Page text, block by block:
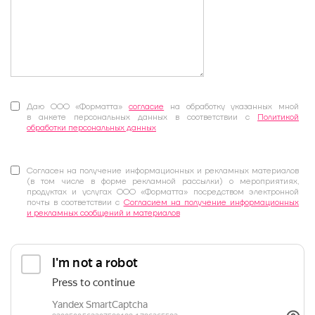
Даю ООО «Форматта»согласие на обработку указанных мной
в анкете персональных данных в соответствии с Политикой
обработки персональных данных
Согласен на получение информационных и рекламных материалов
(в том числе в форме рекламной рассылки) о мероприятиях,
продуктах и услугах ООО «Форматта» посредством электронной
почты в соответствии с Согласием на получение информационных
и рекламных сообщений и материалов